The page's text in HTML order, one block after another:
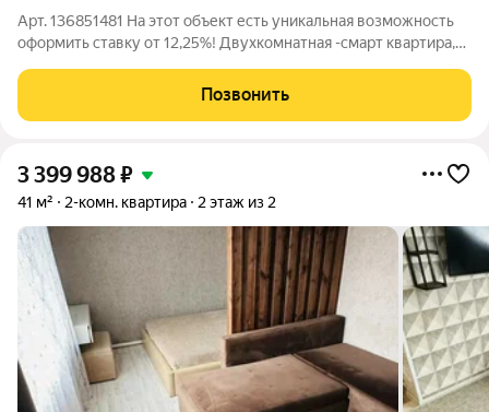
Арт. 136851481 На этот объект есть уникальная возможность
оформить ставку от 12,25%! Двухкомнатная -смарт квартира,
то этажного кирпичного дома. Общая площадь -38,1 кВ. м
Квартира находится
Позвонить
3 399 988₽
41 м² 2-комн. квартира 2 этаж из 2